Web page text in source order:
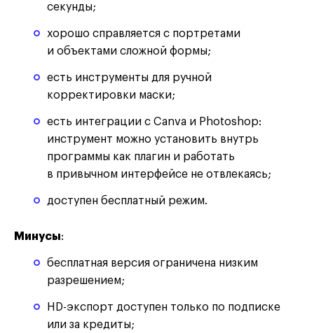
секунды;
хорошо справляется с портретами
и объектами сложной формы;
есть инструменты для ручной
корректировки маски;
есть интеграции с Canva и Photoshop:
инструмент можно установить внутрь
программы как плагин и работать
в привычном интерфейсе не отвлекаясь;
доступен бесплатный режим.
Минусы:
бесплатная версия ограничена низким
разрешением;
HD-экспорт доступен только по подписке
или за кредиты;